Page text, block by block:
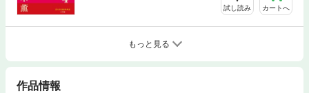
試し読み カートへ
もっと見る
作品情報